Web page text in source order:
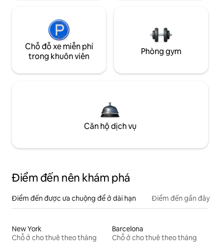
Chỗ đỗ xe miễn phí
trong khuôn viên
Phòng gym
Căn hộ dịch vụ
Điểm đến nên khám phá
Điểm đến được ưa chuộng để ở dài hạn Điểm đến gần đây
New York
Chỗ ở cho thuê theo tháng
Barcelona
Chỗ ở cho thuê theo tháng